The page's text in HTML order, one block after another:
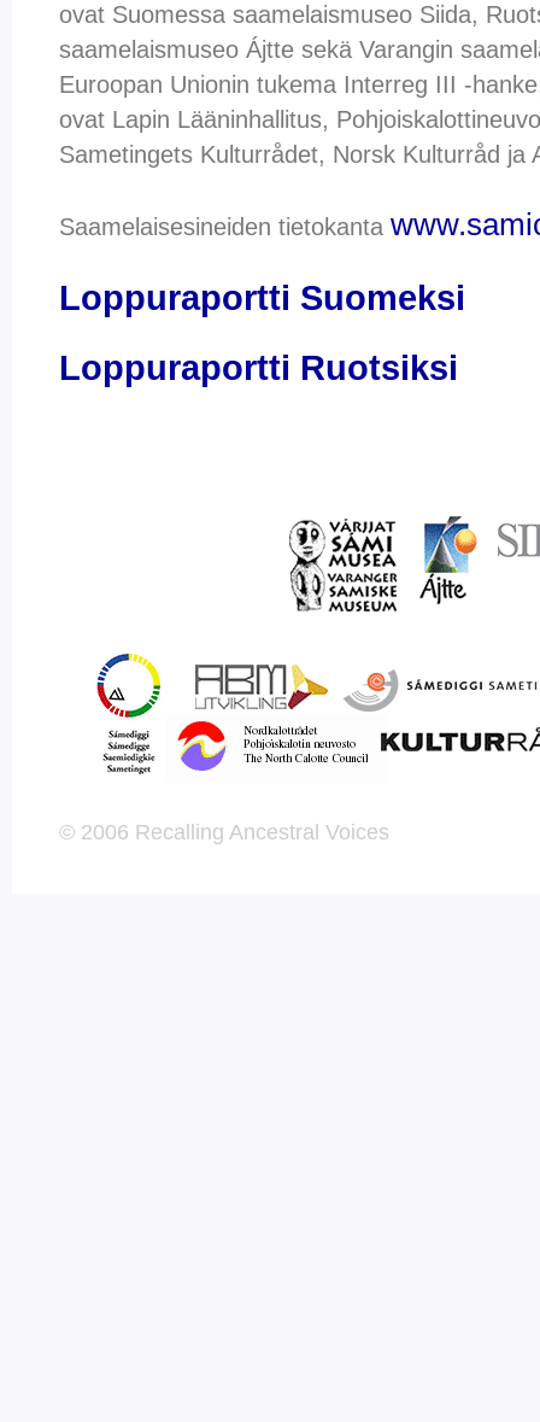
ovat Suomessa saamelaismuseo Siida,
saamelaismuseo Ájtte sekä Varangin
Euroopan Unionin tukema Interreg III -
ovat Lapin Lääninhallitus,
Sametingets Kulturrådet, Norsk Kulturråd
Saamelaisesineiden tietokanta
Loppuraportti Suomeksi
Loppuraportti Ruotsiksi
© 2006 Recalling Ancestral Voices